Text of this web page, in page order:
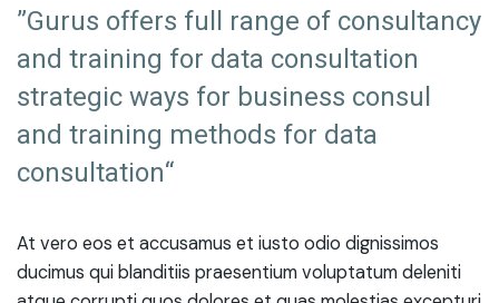
”Gurus offers full range of consultancy
and training for data consultation
strategic ways for business consul
and training methods for data
consultation“
At vero eos et accusamus et iusto odio dignissimos
ducimus qui blanditiis praesentium voluptatum deleniti